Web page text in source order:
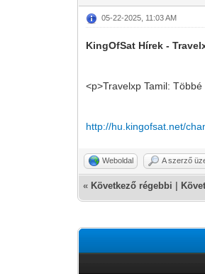
05-22-2025, 11:03 AM
KingOfSat Hírek -
<p>Travelxp Tamil:
http://hu.kingofsat.net/
Weboldal A szerző
« Következő régebbi